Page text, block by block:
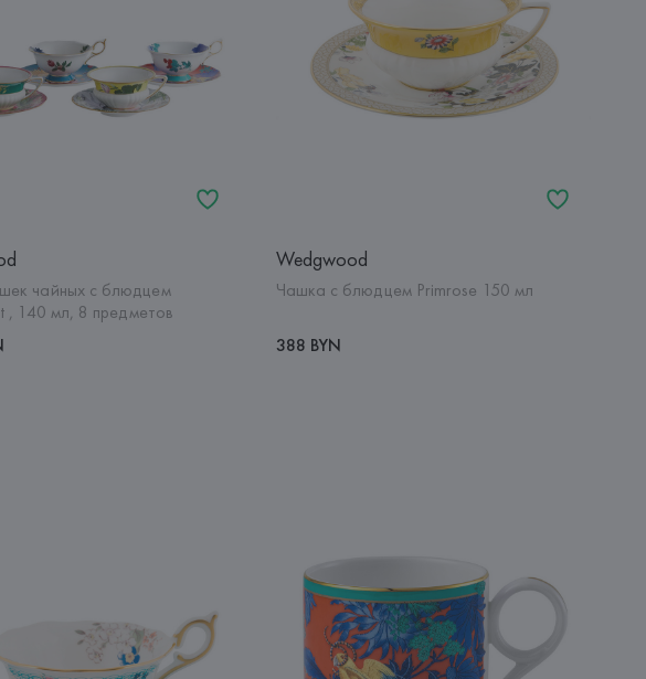
чайных с блюдцем
, 140 мл, 8 предметов
Wedgwood
Чашка с блюдцем Primrose 150 мл
388 BYN